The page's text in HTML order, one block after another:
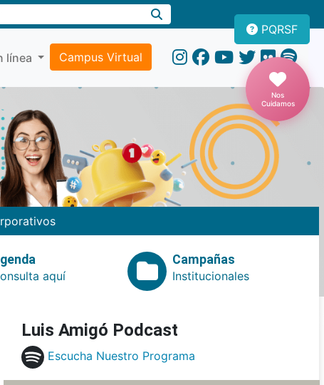
línea Campus Virtual
PQRSF
Nos
Cuidamos
aquí
Campañas
Institucionales
Luis Amigó Podcast
Escucha Nuestro Programa